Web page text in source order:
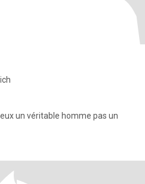
un véritable homme pas un